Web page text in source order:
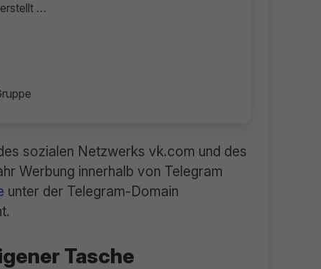
…
sozialen Netzwerks vk.com und des
Werbung innerhalb von Telegram
unter der Telegram-Domain
Tasche